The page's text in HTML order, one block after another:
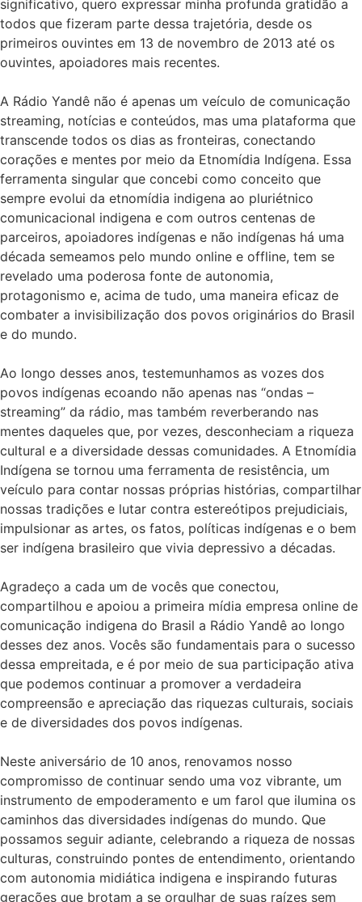
significativo, quero expressar minha profunda gratidão a
todos que fizeram parte dessa trajetória, desde os
primeiros ouvintes em 13 de novembro de 2013 até os
ouvintes, apoiadores mais recentes.
A Rádio Yandê não é apenas um veículo de comunicação
streaming, notícias e conteúdos, mas uma plataforma que
transcende todos os dias as fronteiras, conectando
corações e mentes por meio da Etnomídia Indígena. Essa
ferramenta singular que concebi como conceito que
sempre evolui da etnomídia indigena ao pluriétnico
comunicacional indigena e com outros centenas de
parceiros, apoiadores indígenas e não indígenas há uma
década semeamos pelo mundo online e offline, tem se
revelado uma poderosa fonte de autonomia,
protagonismo e, acima de tudo, uma maneira eficaz de
combater a invisibilização dos povos originários do Brasil
e do mundo.
Ao longo desses anos, testemunhamos as vozes dos
povos indígenas ecoando não apenas nas “ondas –
streaming” da rádio, mas também reverberando nas
mentes daqueles que, por vezes, desconheciam a riqueza
cultural e a diversidade dessas comunidades. A Etnomídia
Indígena se tornou uma ferramenta de resistência, um
veículo para contar nossas próprias histórias, compartilhar
nossas tradições e lutar contra estereótipos prejudiciais,
impulsionar as artes, os fatos, políticas indígenas e o bem
ser indígena brasileiro que vivia depressivo a décadas.
Agradeço a cada um de vocês que conectou,
compartilhou e apoiou a primeira mídia empresa online de
comunicação indigena do Brasil a Rádio Yandê ao longo
desses dez anos. Vocês são fundamentais para o sucesso
dessa empreitada, e é por meio de sua participação ativa
que podemos continuar a promover a verdadeira
compreensão e apreciação das riquezas culturais, sociais
e de diversidades dos povos indígenas.
Neste aniversário de 10 anos, renovamos nosso
compromisso de continuar sendo uma voz vibrante, um
instrumento de empoderamento e um farol que ilumina os
caminhos das diversidades indígenas do mundo. Que
possamos seguir adiante, celebrando a riqueza de nossas
culturas, construindo pontes de entendimento, orientando
com autonomia midiática indigena e inspirando futuras
gerações que brotam a se orgulhar de suas raízes sem